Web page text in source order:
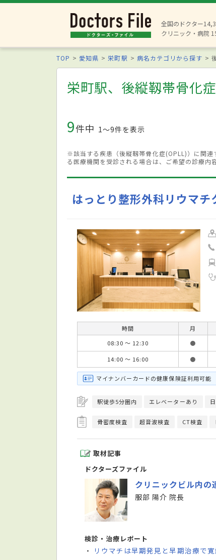
全国のドクター
クリニック・病院
TOP 愛知県 栄町駅 病名カテゴリから探す
栄町駅、後縦靱帯骨化
9件中 1〜9件を表示
※該当する疾患（後縦靱帯骨化症(OPLL)）に関
る医療機関を受診される場合は、ご希望の診療内
はっとり整形外科リウマチ
時間 月
08:30 ～ 12:30
●
14:00 ～ 16:00
●
マイナンバーカードの健康保険証利用可能
駅徒歩5分圏内 エレベーターあり
骨密度検査 超音波検査 CT検査
取材記事
ドクターズファイル
クリニックビル内の
服部 陽介 院長
検診・治療レポート
・
リウマチは早期発見と早期治療で